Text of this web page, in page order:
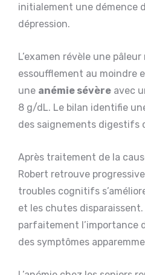
initialement une démence
dépression.
L’examen révèle une
essoufflement au moindre
une anémie sévère avec
8 g/dL. Le bilan identifie
des saignements digestifs
Après traitement de la
Robert retrouve
troubles cognitifs
et les chutes
parfaitement l’importance
des symptômes